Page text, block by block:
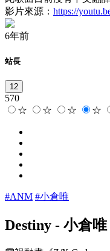
影片來源： https://
6年前
站長
12
570
☆
☆ ☆ ☆
#ANM #小倉唯
Destiny - 小倉唯